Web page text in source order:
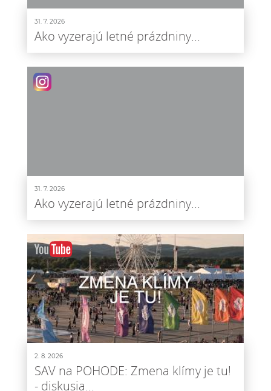
31. 7. 2026
Ako vyzerajú letné prázdniny...
31. 7. 2026
Ako vyzerajú letné prázdniny...
2. 8. 2026
SAV na POHODE: Zmena klímy je tu!
- diskusia...